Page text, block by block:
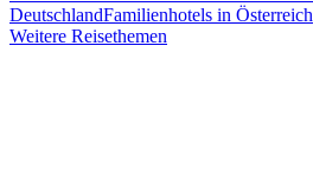
DeutschlandFamilienhotels in Österreich
Weitere Reisethemen